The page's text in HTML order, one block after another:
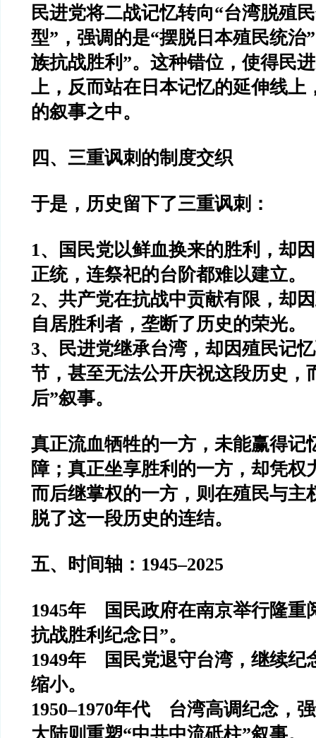
民进党将二战记忆转向“台湾脱殖
型”，强调的是“摆脱日本殖民统治
族抗战胜利”。这种错位，使得民
上，反而站在日本记忆的延伸线上
的叙事之中。
四、三重讽刺的制度交织
于是，历史留下了三重讽刺：
1、国民党以鲜血换来的胜利，却
正统，连祭祀的台阶都难以建立。
2、共产党在抗战中贡献有限，却
自居胜利者，垄断了历史的荣光。
3、民进党继承台湾，却因殖民记
节，甚至无法公开庆祝这段历史，
后”叙事。
真正流血牺牲的一方，未能赢得记
障；真正坐享胜利的一方，却凭权
而后继掌权的一方，则在殖民与主
脱了这一段历史的连结。
五、时间轴：1945–2025
1945年 国民政府在南京举行隆重
抗战胜利纪念日”。
1949年 国民党退守台湾，继续纪
缩小。
1950–1970年代 台湾高调纪念，